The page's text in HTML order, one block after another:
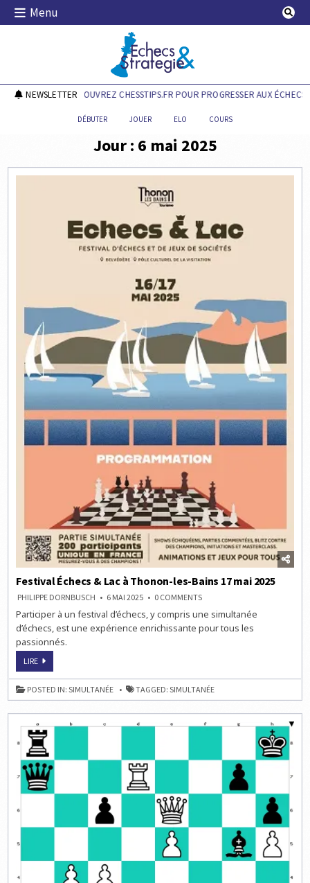
Skip
Menu
Echecs & Stratégie
NEWSLETTERDÉCOUVREZ CHESSTIPS.FR POUR PROGRESSER AUX ÉCHECS !
DÉBUTER JOUER ELO COURS
Jour : 6 mai 2025
Festival Échecs & Lac à Thonon-les-Bains 17 mai 2025
PHILIPPE DORNBUSCH 6 MAI 2025 0 COMMENTSON
ÉCHECS
LAC
MAI
2025
Participer à un festival d’échecs, y compris une simultanée
d’échecs, est une expérience enrichissante pour tous les
passionnés.
LIREFESTIVAL
&
LAC
À
THONON-
17
MAI
2025
POSTED IN:SIMULTANÉE TAGGED:SIMULTANÉE